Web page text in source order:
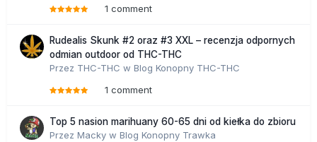
1 comment
Rudealis Skunk #2 oraz #3 XXL – recenzja odpornych
odmian outdoor od THC-THC
Przez THC-THC w Blog Konopny THC-THC
1 comment
Top 5 nasion marihuany 60-65 dni od kiełka do zbioru
Przez Macky w Blog Konopny Trawka